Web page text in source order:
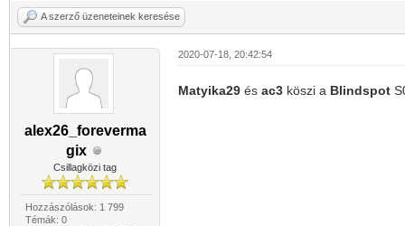
A szerző üzeneteinek keresése
alex26_foreverma
gix
Csillagközi tag
Hozzászólások: 1 799
Témák: 0
2020-07-18, 20:42:54
Matyika29 és ac3 köszi a Blindspot